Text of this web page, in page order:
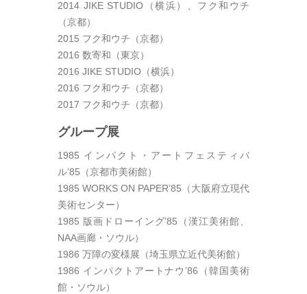
2014 JIKE STUDIO（横浜）、フク和ウチ
（京都）
2015 フク和ウチ（京都）
2016 数寄和（東京）
2016 JIKE STUDIO（横浜）
2016 フク和ウチ（京都）
2017 フク和ウチ（京都）
グループ展
1985 インパクト・アートフェスティバ
ル’85（京都市美術館）
1985 WORKS ON PAPER’85（大阪府立現代
美術センター）
1985 版画ドローイング’85（漢江美術館、
NAA画廊・ソウル）
1986 万障の変様展（埼玉県立近代美術館）
1986 インパクトアートナウ’86（韓国美術
館・ソウル）